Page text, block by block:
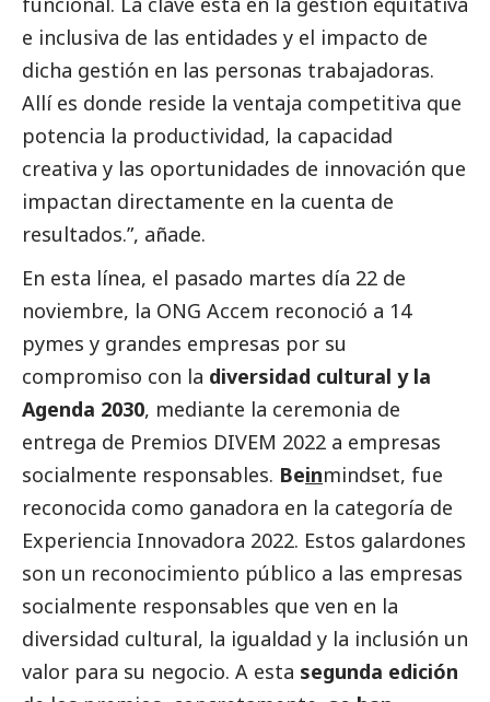
e inclusiva de las entidades y el impacto de
dicha gestión en las personas trabajadoras.
Allí es donde reside la ventaja competitiva que
potencia la productividad, la capacidad
creativa y las oportunidades de innovación que
impactan directamente en la cuenta de
resultados.”, añade.
En esta línea, el pasado martes día 22 de
noviembre, la ONG Accem reconoció a 14
pymes y grandes empresas por su
compromiso con la diversidad cultural y la
Agenda 2030, mediante la ceremonia de
entrega de Premios DIVEM 2022 a empresas
socialmente responsables. Beinmindset, fue
reconocida como ganadora en la categoría de
Experiencia Innovadora 2022. Estos galardones
son un reconocimiento público a las empresas
socialmente responsables que ven en la
diversidad cultural, la igualdad y la inclusión un
valor para su negocio. A esta segunda edición